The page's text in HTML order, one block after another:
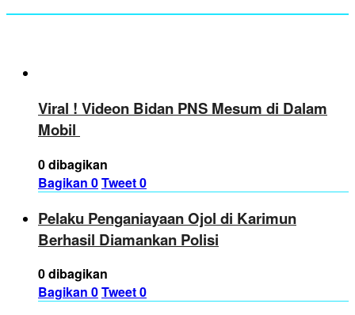
Viral ! Videon Bidan PNS Mesum di Dalam
Mobil
0 dibagikan
Bagikan 0Tweet0
Pelaku Penganiayaan Ojol di Karimun
Berhasil Diamankan Polisi
0 dibagikan
Bagikan 0Tweet0